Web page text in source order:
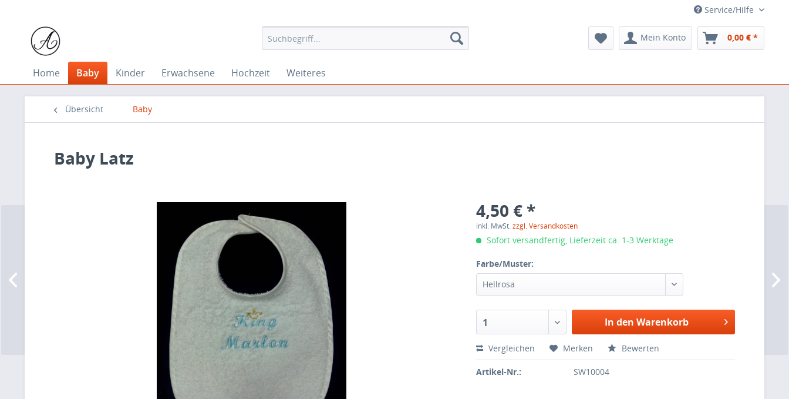
Service/Hilfe
Mein Konto 0,00 € *
Home Baby Kinder Erwachsene Hochzeit Weiteres
Übersicht Baby
Baby Latz
4,50 € *
inkl. MwSt.zzgl. Versandkosten
Sofort versandfertig, Lieferzeit ca. 1-3 Werktage
Farbe/Muster:
Hellrosa
1 In den Warenkorb
Vergleichen Merken Bewerten
Artikel-Nr.: SW10004